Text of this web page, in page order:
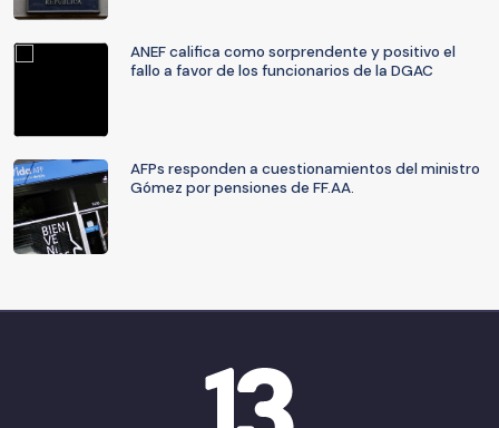
ANEF califica como sorprendente y positivo el
fallo a favor de los funcionarios de la DGAC
AFPs responden a cuestionamientos del ministro
Gómez por pensiones de FF.AA.